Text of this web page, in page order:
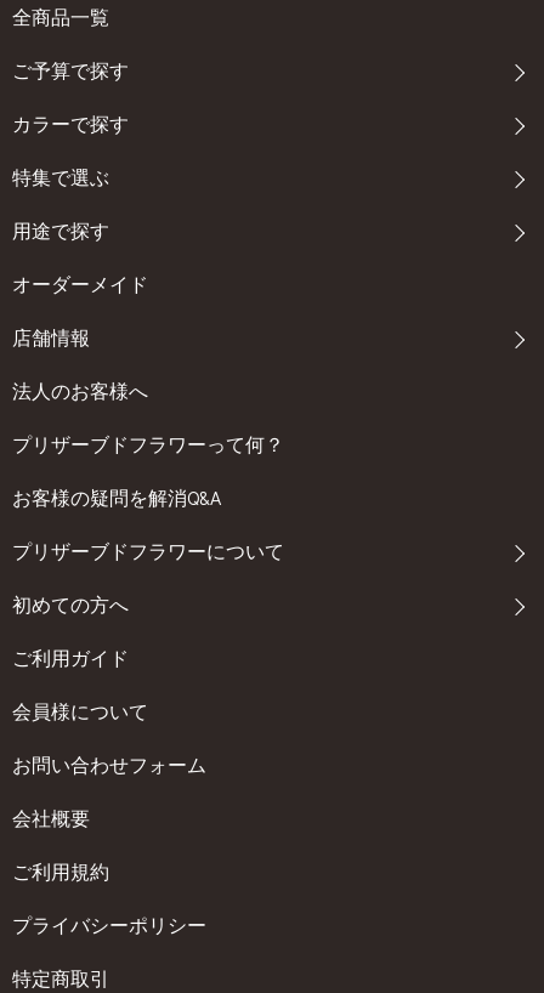
全商品一覧
ご予算で探す
カラーで探す
特集で選ぶ
用途で探す
オーダーメイド
店舗情報
法人のお客様へ
プリザーブドフラワーって何？
お客様の疑問を解消Q&A
プリザーブドフラワーについて
初めての方へ
ご利用ガイド
会員様について
お問い合わせフォーム
会社概要
ご利用規約
プライバシーポリシー
特定商取引